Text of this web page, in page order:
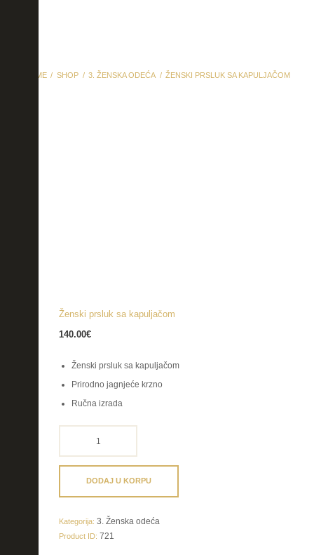
HOME SHOP 3. ŽENSKA ODEĆA ŽENSKI PRSLUK SA KAPULJAČOM
Ženski prsluk sa kapuljačom
140.00€
Ženski prsluk sa kapuljačom
Prirodno jagnjeće krzno
Ručna izrada
kapuljačomDODAJ U KORPU
Kategorija: 3. Ženska odeća
Product ID: 721